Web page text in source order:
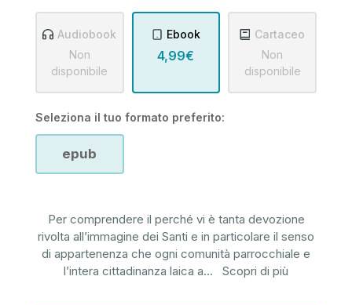
Audiobook
Non
disponibile
Ebook
4,99€
Cartaceo
Non
disponibile
Seleziona il tuo formato preferito:
epub
Per comprendere il perché vi è tanta devozione
rivolta all’immagine dei Santi e in particolare il senso
di appartenenza che ogni comunità parrocchiale e
l’intera cittadinanza laica a... Scopri di più